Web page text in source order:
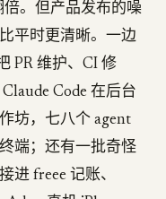
倍。但产品发布的噪
平时更清晰。一边
PR 维护、CI 修
Code 在后台
坊，七八个 agent
端；还有一批奇怪
进 freee 记账、